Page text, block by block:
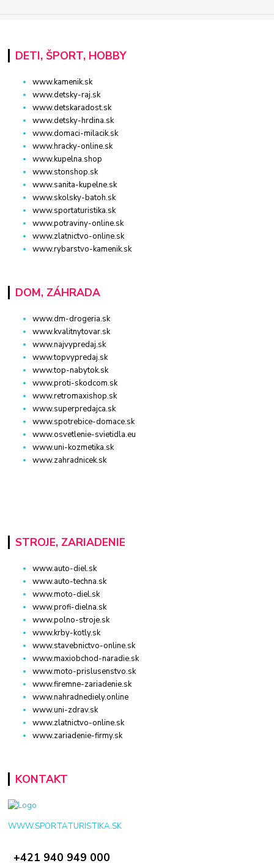
DETI, ŠPORT, HOBBY
www.kamenik.sk
www.detsky-raj.sk
www.detskaradost.sk
www.detsky-hrdina.sk
www.domaci-milacik.sk
www.hracky-online.sk
www.kupelna.shop
www.stonshop.sk
www.sanita-kupelne.sk
www.skolsky-batoh.sk
www.sportaturistika.sk
www.potraviny-online.sk
www.zlatnictvo-online.sk
www.rybarstvo-kamenik.sk
DOM, ZÁHRADA
www.dm-drogeria.sk
www.kvalitnytovar.sk
www.najvypredaj.sk
www.topvypredaj.sk
www.top-nabytok.sk
www.proti-skodcom.sk
www.retromaxishop.sk
www.superpredajca.sk
www.spotrebice-domace.sk
www.osvetlenie-svietidla.eu
www.uni-kozmetika.sk
www.zahradnicek.sk
STROJE, ZARIADENIE
www.auto-diel.sk
www.auto-techna.sk
www.moto-diel.sk
www.profi-dielna.sk
www.polno-stroje.sk
www.krby-kotly.sk
www.stavebnictvo-online.sk
www.maxiobchod-naradie.sk
www.moto-prislusenstvo.sk
www.firemne-zariadenie.sk
www.nahradnediely.online
www.uni-zdrav.sk
www.zlatnictvo-online.sk
www.zariadenie-firmy.sk
KONTAKT
WWW.SPORTATURISTIKA.SK
+421 940 949 000